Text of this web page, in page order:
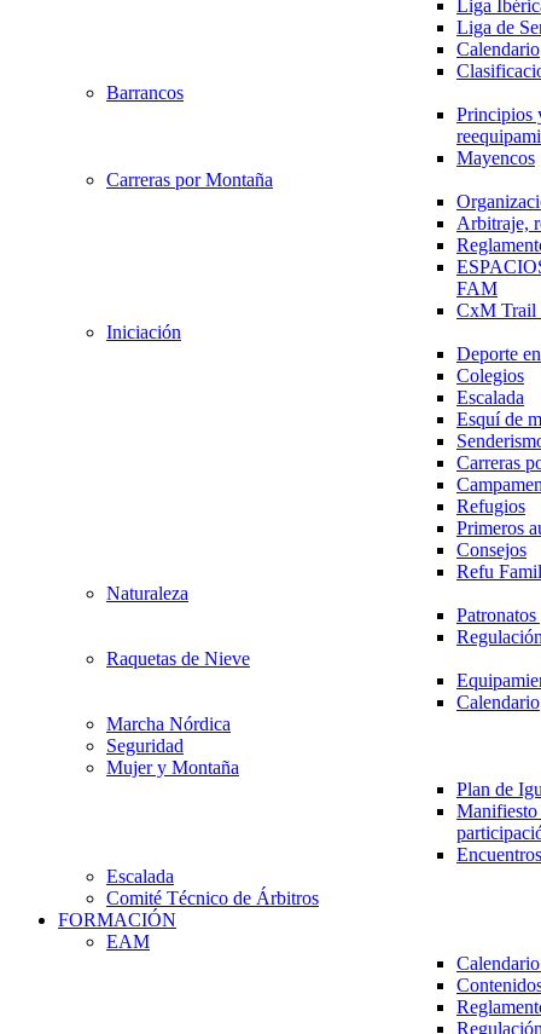
Liga
Liga de
Calendario
Barrancos
Principios
Mayencos
Carreras por Montaña
Arbitraje,
FAM
CxM
Iniciación
Deporte
Colegios
Escalada
Esquí de
Carreras
Refugios
Primeros
Consejos
Refu
Naturaleza
Raquetas de Nieve
Calendario
Marcha Nórdica
Seguridad
Mujer y Montaña
Plan de
Escalada
Comité Técnico de Árbitros
FORMACIÓN
EAM